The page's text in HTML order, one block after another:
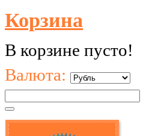
Корзина
В корзине пусто!
Валюта: